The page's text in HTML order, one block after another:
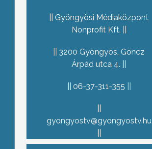
Gyöngyösi Médiaközpont
Nonprofit Kft.
3200 Gyöngyös, Göncz
Árpád utca 4.
06-37-311-355
gyongyostv@gyongyostv.hu